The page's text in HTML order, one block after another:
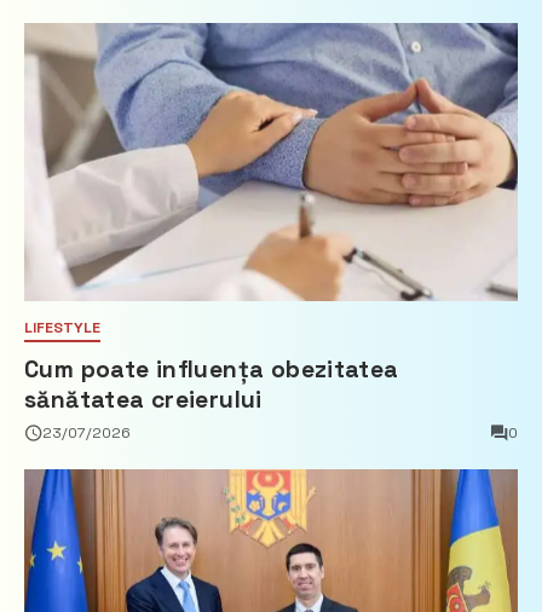
LIFESTYLE
Cum poate influența obezitatea
sănătatea creierului
23/07/2026 0